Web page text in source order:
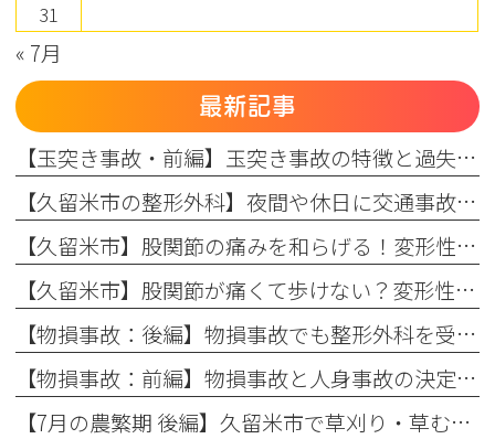
« 7月
31
最新記事
【玉突き事故・前編】玉突き事故の特徴と過失割合の仕組み、自賠責保険・任意保険の適用ルール
【久留米市の整形外科】夜間や休日に交通事故に遭った場合の対処法：初動対応と翌日受診のメリット
【久留米市】股関節の痛みを和らげる！変形性股関節症の保存療法とリハビリの効果（変形性股関節症：後編）
【久留米市】股関節が痛くて歩けない？変形性股関節症の初期症状と原因を専門医が解説（変形性股関節症：前編）
【物損事故：後編】物損事故でも整形外科を受診すべき理由とは？知っておきたい保険と補償の知識
【物損事故：前編】物損事故と人身事故の決定的な違いとは？交通事故後の正しい対応
【7月の農繁期 後編】久留米市で草刈り・草むしりによる肘の痛みに悩む方へ！整形外科専門医が教える原因と対策